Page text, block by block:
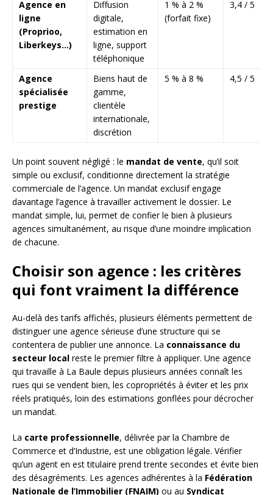
Agence en
ligne
(Proprioo,
Liberkeys…)
Diffusion
digitale,
estimation en
ligne, support
téléphonique
1 % à 2 %
(forfait fixe)
3,4 / 5
Agence
spécialisée
prestige
Biens haut de
gamme,
clientèle
internationale,
discrétion
5 % à 8 % 4,5 / 5
Un point souvent négligé : le mandat de vente, qu’il soit
simple ou exclusif, conditionne directement la stratégie
commerciale de l’agence. Un mandat exclusif engage
davantage l’agence à travailler activement le dossier. Le
mandat simple, lui, permet de confier le bien à plusieurs
agences simultanément, au risque d’une moindre implication
de chacune.
Choisir son agence : les critères
qui font vraiment la différence
Au-delà des tarifs affichés, plusieurs éléments permettent de
distinguer une agence sérieuse d’une structure qui se
contentera de publier une annonce. La connaissance du
secteur local reste le premier filtre à appliquer. Une agence
qui travaille à La Baule depuis plusieurs années connaît les
rues qui se vendent bien, les copropriétés à éviter et les prix
réels pratiqués, loin des estimations gonflées pour décrocher
un mandat.
La carte professionnelle, délivrée par la Chambre de
Commerce et d’Industrie, est une obligation légale. Vérifier
qu’un agent en est titulaire prend trente secondes et évite bien
des désagréments. Les agences adhérentes à la Fédération
Nationale de l’Immobilier (FNAIM) ou au Syndicat